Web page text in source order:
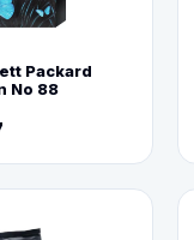
Packard
No 88